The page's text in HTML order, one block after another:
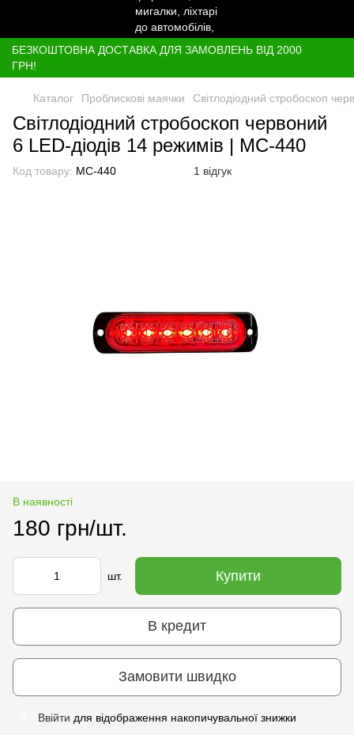
БЕЗКОШТОВНА ДОСТАВКА ДЛЯ ЗАМОВЛЕНЬ ВІД 2000
ГРН!
Каталог Проблискові маячки Світлодіодний стробоскоп
Світлодіодний стробоскоп червоний
6 LED-діодів 14 режимів | МС-440
Код товару: МС-440 1 відгук
В наявності
180 грн/шт.
шт. Купити
В кредит
Замовити швидко
Ввійти для відображення накопичувальної знижки